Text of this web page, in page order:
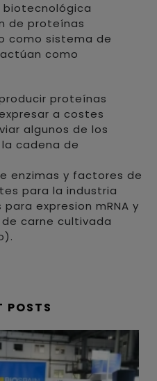
biotecnológica
de proteínas
como sistema de
como
proteínas
a costes
algunos de los
cadena de
enzimas y factores de
para la industria
expresion mRNA y
carne cultivada
POSTS